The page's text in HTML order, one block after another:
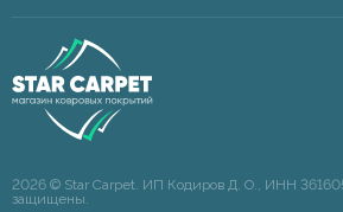
2026 © Star Carpet. ИП Кодиров Д. О., ИНН
защищены.